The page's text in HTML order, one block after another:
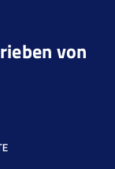
von